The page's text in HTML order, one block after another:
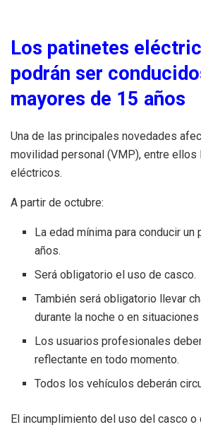
Los patinetes
podrán ser
mayores de 15 años
Una de las principales novedades
movilidad personal (VMP), entre
eléctricos.
A partir de octubre:
La edad mínima para conducir
años.
Será obligatorio el uso de casco.
También será obligatorio llevar
durante la noche o en
Los usuarios profesionales
reflectante en todo momento.
Todos los vehículos deberán
El incumplimiento del uso del casco o